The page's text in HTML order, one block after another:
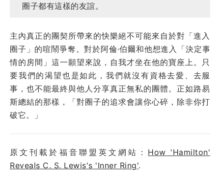
圈子都有這樣的友誼。
主內真正的團契所帶來的快樂絕不可能來自於對「進入
圈子」的喧鬧爭奪。對於阿倫·伯爾和他想進入「決定事
情的房間」這一願望來說，自我才坐在他的寶座上。只
要我們的渴望也是如此，我們就沒有資格去愛、去服
事，也不能最終與他人分享真正無私的團體。正如路易
斯總結的那樣，「對圈子的追求會讓你心碎，除非你打
破它。」
原文刊載於福音聯盟英文網站： How 'Hamilton'
Reveals C. S. Lewis's 'Inner Ring'.